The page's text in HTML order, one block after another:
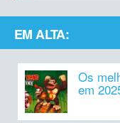
EM ALTA:
Os
em